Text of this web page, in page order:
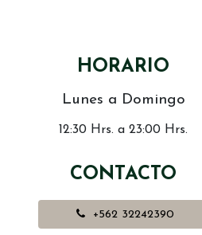
HORARIO
Lunes a Domingo
12:30 Hrs. a 23:00 Hrs.
CONTACTO
+562 32242390